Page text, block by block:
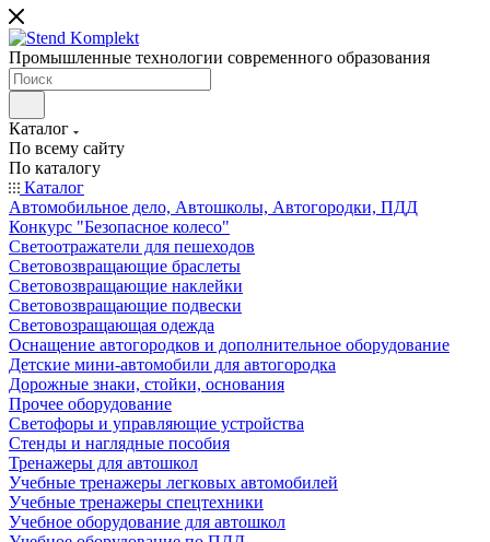
Промышленные технологии современного образования
Каталог
По всему сайту
По каталогу
Каталог
Автомобильное дело, Автошколы, Автогородки, ПДД
Конкурс "Безопасное колесо"
Светоотражатели для пешеходов
Световозвращающие браслеты
Световозвращающие наклейки
Световозвращающие подвески
Световозращающая одежда
Оснащение автогородков и дополнительное оборудование
Детские мини-автомобили для автогородка
Дорожные знаки, стойки, основания
Прочее оборудование
Светофоры и управляющие устройства
Стенды и наглядные пособия
Тренажеры для автошкол
Учебные тренажеры легковых автомобилей
Учебные тренажеры спецтехники
Учебное оборудование для автошкол